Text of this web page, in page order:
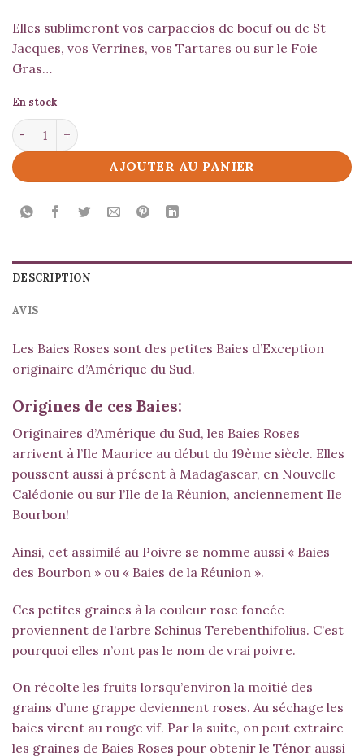
Elles sublimeront vos carpaccios de boeuf ou de St
Jacques, vos Verrines, vos Tartares ou sur le Foie
Gras…
En stock
quantité de Baies Roses
AJOUTER AU PANIER
DESCRIPTION
AVIS
Les Baies Roses sont des petites Baies d’Exception
originaire d’Amérique du Sud.
Origines de ces Baies:
Originaires d’Amérique du Sud, les Baies Roses
arrivent à l’Ile Maurice au début du 19ème siècle. Elles
poussent aussi à présent à Madagascar, en Nouvelle
Calédonie ou sur l’Ile de la Réunion, anciennement Ile
Bourbon!
Ainsi, cet assimilé au Poivre se nomme aussi « Baies
des Bourbon » ou « Baies de la Réunion ».
Ces petites graines à la couleur rose foncée
proviennent de l’arbre Schinus Terebenthifolius. C’est
pourquoi elles n’ont pas le nom de vrai poivre.
On récolte les fruits lorsqu’environ la moitié des
grains d’une grappe deviennent roses. Au séchage les
baies virent au rouge vif. Par la suite, on peut extraire
les graines de Baies Roses pour obtenir le Ténor aussi